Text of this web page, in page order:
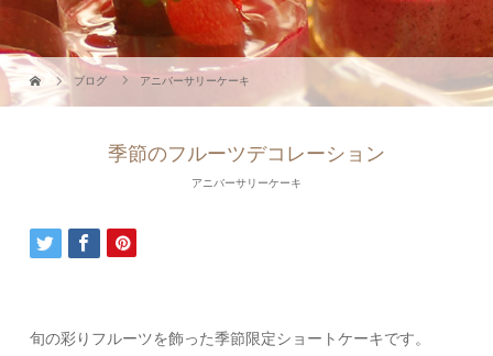
ブログ アニバーサリーケーキ
季節のフルーツデコレーション
アニバーサリーケーキ
旬の彩りフルーツを飾った季節限定ショートケーキです。